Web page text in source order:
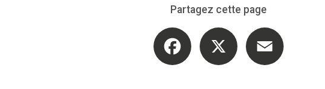
Partagez cette page
Facebook